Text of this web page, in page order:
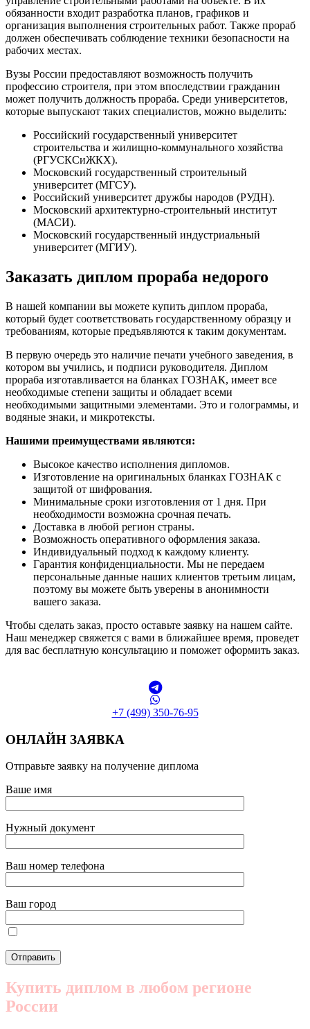
обязанности входит разработка планов, графиков и
организация выполнения строительных работ. Также прораб
должен обеспечивать соблюдение техники безопасности на
рабочих местах.
Вузы России предоставляют возможность получить
профессию строителя, при этом впоследствии гражданин
может получить должность прораба. Среди университетов,
которые выпускают таких специалистов, можно выделить:
Российский государственный университет
строительства и жилищно-коммунального хозяйства
(РГУСКСиЖКХ).
Московский государственный строительный
университет (МГСУ).
Российский университет дружбы народов (РУДН).
Московский архитектурно-строительный институт
(МАСИ).
Московский государственный индустриальный
университет (МГИУ).
Заказать диплом прораба недорого
В нашей компании вы можете купить диплом прораба,
который будет соответствовать государственному образцу и
требованиям, которые предъявляются к таким документам.
В первую очередь это наличие печати учебного заведения, в
котором вы учились, и подписи руководителя. Диплом
прораба изготавливается на бланках ГОЗНАК, имеет все
необходимые степени защиты и обладает всеми
необходимыми защитными элементами. Это и голограммы, и
водяные знаки, и микротексты.
Нашими преимуществами являются:
Высокое качество исполнения дипломов.
Изготовление на оригинальных бланках ГОЗНАК с
защитой от шифрования.
Минимальные сроки изготовления от 1 дня. При
необходимости возможна срочная печать.
Доставка в любой регион страны.
Возможность оперативного оформления заказа.
Индивидуальный подход к каждому клиенту.
Гарантия конфиденциальности. Мы не передаем
персональные данные наших клиентов третьим лицам,
поэтому вы можете быть уверены в анонимности
вашего заказа.
Чтобы сделать заказ, просто оставьте заявку на нашем сайте.
Наш менеджер свяжется с вами в ближайшее время, проведет
для вас бесплатную консультацию и поможет оформить заказ.
+7 (499) 350-76-95
ОНЛАЙН ЗАЯВКА
Отправьте заявку на получение диплома
Ваше имя
Нужный документ
Ваш номер телефона
Ваш город
Купить диплом в любом регионе
России